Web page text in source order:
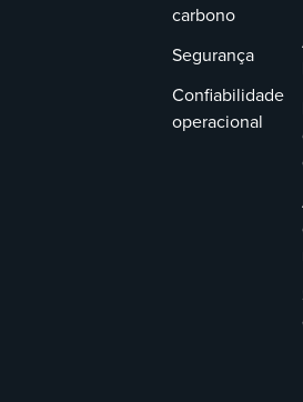
carbono
Segurança
Confiabilidade
operacional